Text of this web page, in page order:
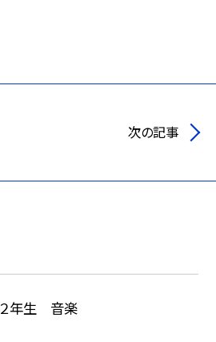
次の記事
２年生 音楽